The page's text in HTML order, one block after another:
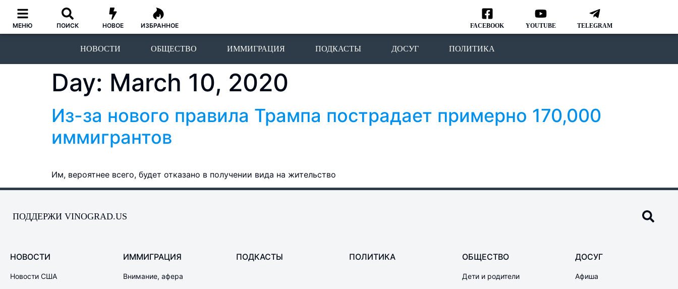
МЕНЮ ПОИСК НОВОЕ ИЗБРАННОЕ FACEBOOK YOUTUBE TELEGRAM
НОВОСТИ ОБЩЕСТВО ИММИГРАЦИЯ ПОДКАСТЫ ДОСУГ ПОЛИТИКА
Day: March 10, 2020
Из-за нового правила Трампа пострадает примерно 170,000
иммигрантов
Им, вероятнее всего, будет отказано в получении вида на жительство
ПОДДЕРЖИ VINOGRAD.US
НОВОСТИ
Новости США
ИММИГРАЦИЯ
Внимание, афера
ПОДКАСТЫ ПОЛИТИКА ОБЩЕСТВО
Дети и родители
ДОСУГ
Афиша